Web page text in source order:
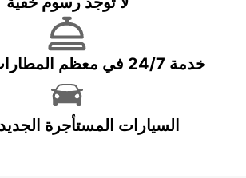
خدمة 24/7 في معظم المطارات الرئيسية
السيارات المستأجرة